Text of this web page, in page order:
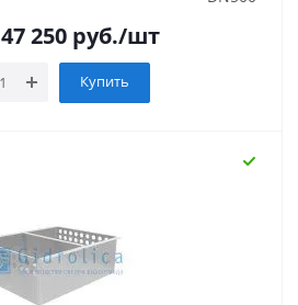
47 250руб./шт
Купить